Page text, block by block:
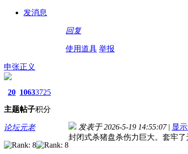
发消息
回复
使用道具 举报
申张正义
20
主题
1063
帖子
3725
积分
论坛元老 发表于 2026-5-19 14:55:07 | 显
封闭式杀猪盘杀伤力巨大。套牢了